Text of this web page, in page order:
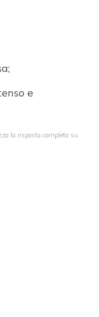
e
la risposta completa su